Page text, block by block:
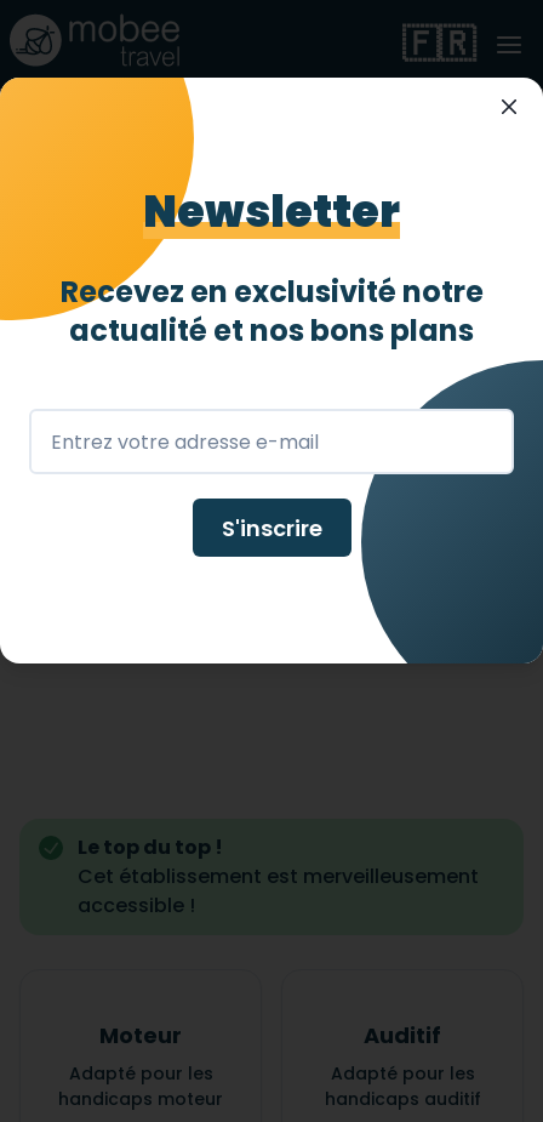
🇫🇷
Villa PMR d’exception
avec vue mer – Golfe
de Saint-Tropez
Entièrement accessible4 abeilles/ 4
Issambres,
Le top du top !
Cet établissement est merveilleusement
accessible !
Moteur
Adapté pour les
handicaps moteur
Auditif
Adapté pour les
handicaps auditif
Newsletter
Recevez en exclusivité notre
actualité et nos bons plans
S'inscrire